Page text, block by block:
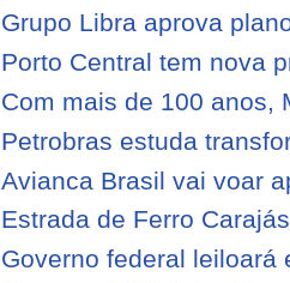
Grupo Libra aprova
Porto Central tem nova
Com mais de 100 anos,
Petrobras estuda
Avianca Brasil vai voar
Estrada de Ferro
Governo federal leiloará